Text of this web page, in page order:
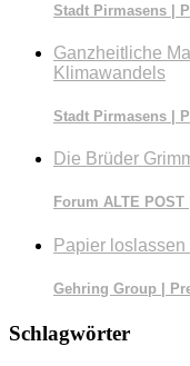
Stadt Pirmasens |
Ganzheitliche
Klimawandels
Stadt Pirmasens |
Die Brüder
Forum ALTE
Papier
Gehring Group |
Schlagwörter